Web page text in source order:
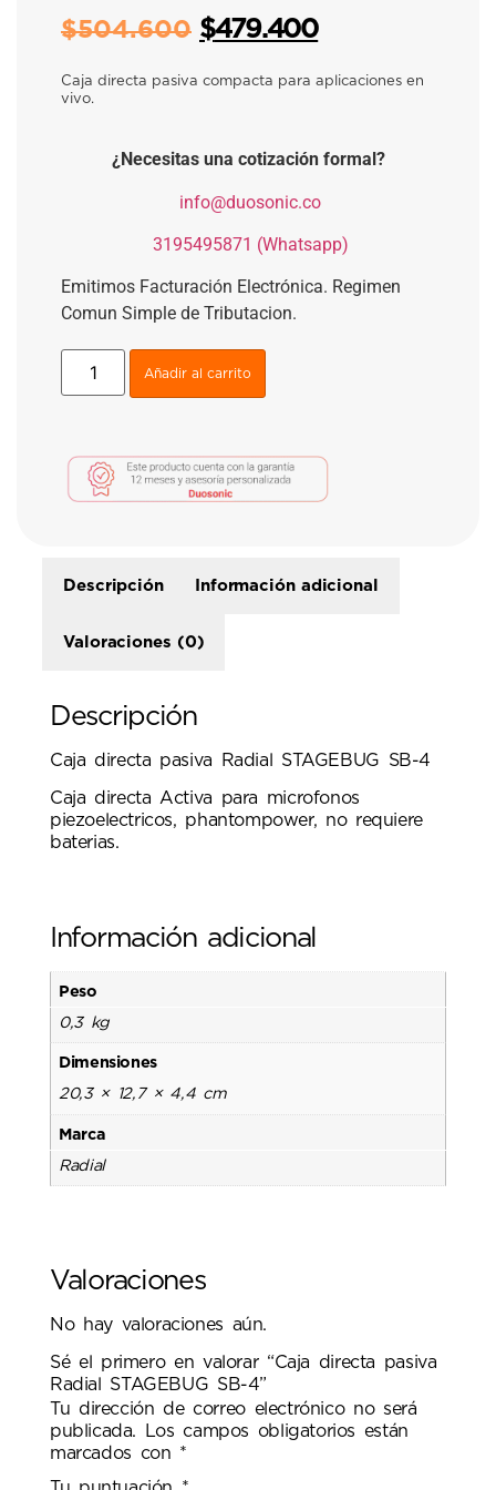
$504.600 $479.400
Caja directa pasiva compacta para aplicaciones en
vivo.
¿Necesitas una cotización formal?
info@duosonic.co
3195495871 (Whatsapp)
Emitimos Facturación Electrónica. Regimen
Comun Simple de Tributacion.
Añadir al carrito
Descripción Información adicional
Valoraciones (0)
Descripción
Caja directa pasiva Radial STAGEBUG SB-4
Caja directa Activa para microfonos
piezoelectricos, phantompower, no requiere
baterias.
Información adicional
Peso
0,3 kg
Dimensiones
20,3 × 12,7 × 4,4 cm
Marca
Radial
Valoraciones
No hay valoraciones aún.
Sé el primero en valorar “Caja directa pasiva
Radial STAGEBUG SB-4”
Tu dirección de correo electrónico no será
publicada.
Los campos obligatorios están
marcados con *